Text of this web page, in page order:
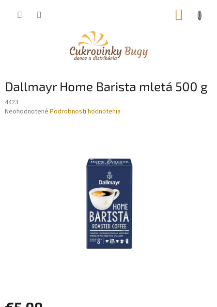
Dallmayr Home Barista mletá 500 g
4423
Priemerné
Neohodnotené Podrobnosti hodnotenia